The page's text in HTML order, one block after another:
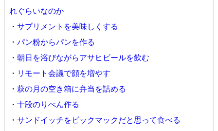
れぐらいなのか
・ サプリメントを美味しくする
・ パン粉からパンを作る
・ 朝日を浴びながらアサヒビールを飲む
・ リモート会議で顔を増やす
・ 萩の月の空き箱に弁当を詰める
・ 十段のりべん作る
・ サンドイッチをビックマックだと思って食べる